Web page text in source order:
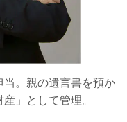
。親の遺言書を預か
」として管理。